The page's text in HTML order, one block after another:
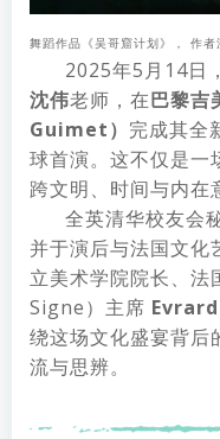
舞蹈作品《吴哥窟计划》， 作者
2025年5月14日，
沈伟老师，在巴黎吉
Guimet） 完成其全
球首演。这不仅是一
跨文明、时间与内在
全英清华校友会
并于演后与法国文
立美术学院院长、法
Signe）主席
绕这场文化盛宴背后
流与思辨。